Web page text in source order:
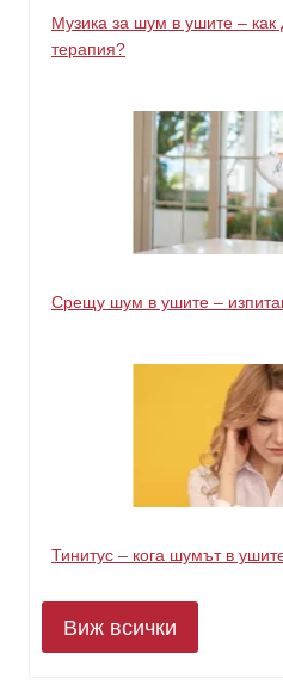
Музика за шум в ушите – как
терапия?
Срещу шум в ушите –
Тинитус – кога шумът в
Виж всички